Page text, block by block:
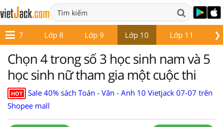
❯
Lớp 7 Lớp 8 Lớp 9 Lớp 10 Lớp 11
Chọn 4 trong số 3 học sinh nam và 5
học sinh nữ tham gia một cuộc thi
HOT
Sale 40% sách Toán - Văn - Anh 10 Vietjack 07-07 trên
Shopee mall